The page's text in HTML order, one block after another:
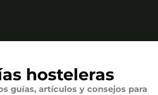
hosteleras
guías, artículos y consejos para